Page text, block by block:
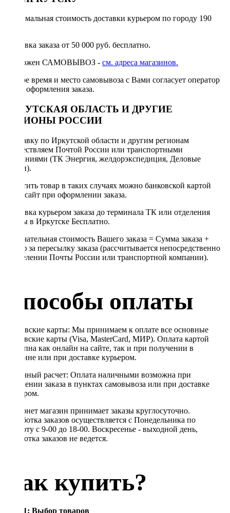
Минимальная стоимость доставки курьером по городу 190
Доставка заказа от 50 000 руб. бесплатно.
Возможен САМОВЫВОЗ - см. адреса магазинов.
Точное время и место самовывоза с Вами согласует оператор
после оформления заказа.
ИРКУТСКАЯ ОБЛАСТЬ И ДРУГИЕ
РЕГИОНЫ РОССИИ
Отправку по Иркутской области и другим регионам
осуществляем Почтой России или транспортными
компаниями (ТК Энергия, желдорэкспедиция, Деловые
линии).
Оплатить товар в таких случаях можно банковской картой
через сайт при оформлении заказа.
Доставка курьером заказа до терминала ТК или отделения
Почты в Иркутске Бесплатно.
Окончательная стоимость Вашего заказа = Сумма заказа +
Тариф за пересылку заказа (рассчитывается непосредственно
в отделении Почты России или транспортной компании).
Способы оплаты
Банковские карты: Мы принимаем к оплате все основные
банковские карты (Visa, MasterCard, МИР). Оплата картой
доступна как онлайн на сайте, так и при получении в
магазине или при доставке курьером.
Наличный расчет: Оплата наличными возможна при
получении заказа в пунктах самовывоза или при доставке
курьером.
Интернет магазин принимает заказы круглосуточно.
Обработка заказов осуществляется с Понедельника по
Субботу с 9-00 до 18-00. Воскресенье - выходной день,
обработка заказов не ведется.
Как купить?
Шаг 1: Выбор товаров